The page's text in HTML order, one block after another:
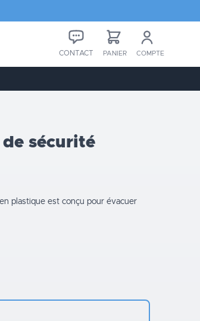
CONTACT PANIER COMPTE
sécurité
plastique est conçu pour évacuer